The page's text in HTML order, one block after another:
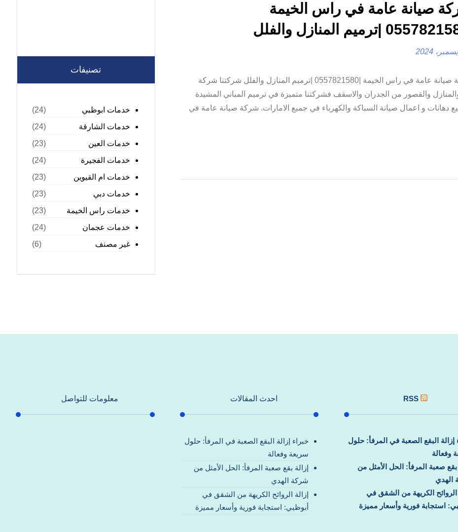
صيانة عامة في راس الخيمة
شركة صيانة عامة في راس الخيمة |0557821580 |ترميم المنازل والفلل شركتنا شركة
والقصور من الجدران والاسقف فشركتنا متميزة في ترميم المباني المشيدة
و اعمال صيانة السباكة والكهرباء في جميع الامارات. شركة صيانة عامة في
تصنيفات
خدمات ابوظبي
(24)
خدمات الشارقة
(24)
خدمات العين
(23)
خدمات الفجيرة
(24)
خدمات ام القيوين
(23)
خدمات دبي
(23)
خدمات راس الخيمة
(23)
خدمات عجمان
(24)
غير مصنف
(6)
RSS
إزالة البقع الصعبة في المرفأ: حلول
وفعالة
بقع صعبة المرفأ: الحل الأمثل من
الهدي
الروائح الكريهة من الشقق في
استجابة فورية وأسعار مميزة
احدث المقالات
خبراء إزالة البقع الصعبة في المرفأ: حلول
سريعة وفعالة
إزالة بقع صعبة المرفأ: الحل الأمثل من
شركة الهدي
إزالة الروائح الكريهة من الشقق في
أبوظبي: استجابة فورية وأسعار مميزة
معلومات للتواصل